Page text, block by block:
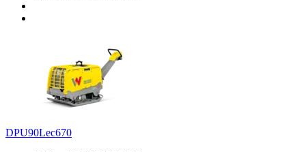
DPU90Lec670